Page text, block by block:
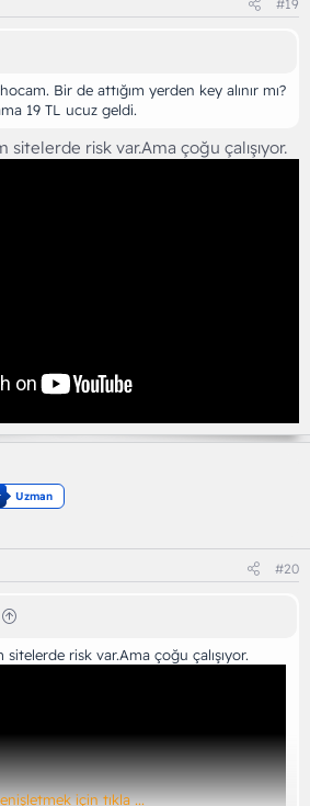
#19
Bir de attığım yerden key alınır mı?
19 TL ucuz geldi.
sitelerde risk var.Ama çoğu çalışıyor.
Uzman
#20
sitelerde risk var.Ama çoğu çalışıyor.
için tıkla ...